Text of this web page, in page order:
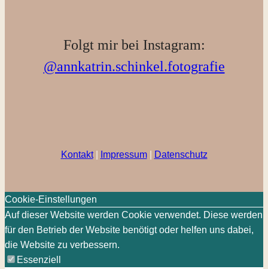
Folgt mir bei Instagram:
@annkatrin.schinkel.fotografie
Kontakt| Impressum| Datenschutz
Cookie-Einstellungen
Auf dieser Website werden Cookie verwendet. Diese werden
für den Betrieb der Website benötigt oder helfen uns dabei,
die Website zu verbessern.
Essenziell